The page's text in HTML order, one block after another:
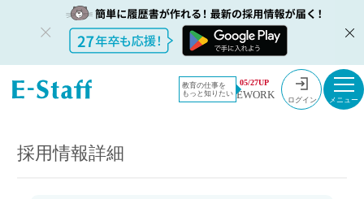
教育の仕事を
もっと知りたい
05/27UP
EWORK ログイン
教員採用情
報のイー・
採用情報
【理科（生物）】私立中学高等学校：常勤講師《2020年度》[東京都]
採用情報詳細